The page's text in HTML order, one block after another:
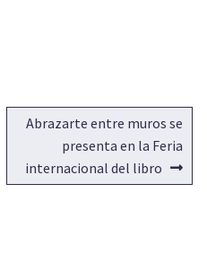
Siguiente:
Abrazarte entre muros se
presenta en la Feria
internacional del libro